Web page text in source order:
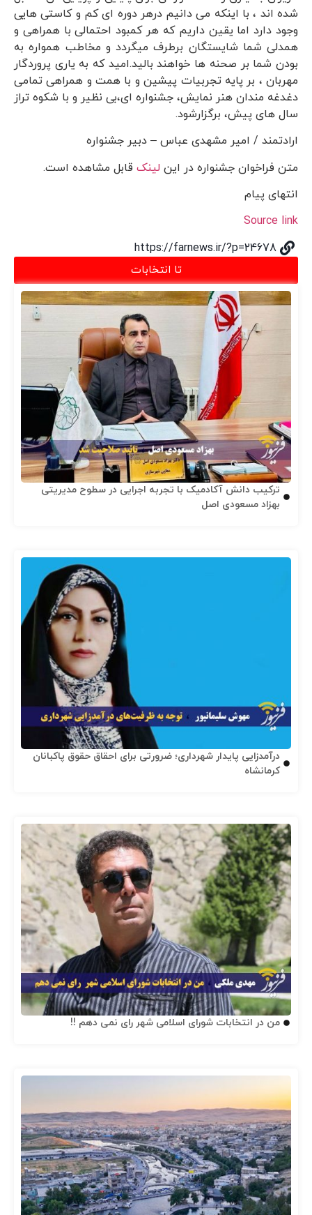
شده اند ، با اینکه می دانیم درهر دوره ای کم و کاستی هایی
وجود دارد اما یقین داریم که هر کمبود احتمالی با همراهی و
همدلی شما شایستگان برطرف میگردد و مخاطب همواره به
بودن شما بر صحنه ها خواهند بالید.امید که به یاری پروردگار
مهربان ، بر پایه تجربیات پیشین و با همت و همراهی تمامی
دغدغه مندان هنر نمایش، جشنواره ای،بی نظیر و با شکوه تراز
سال های پیش، برگزارشود.
ارادتمند / امیر مشهدی عباس – دبیر جشنواره
متن فراخوان جشنواره در این لینک قابل مشاهده است.
انتهای پیام
Source link
https://farnews.ir/?p=24678
تا انتخابات
ترکیب دانش آکادمیک با تجربه اجرایی در سطوح مدیریتی
بهزاد مسعودی اصل
درآمدزایی پایدار شهرداری؛ ضرورتی برای احقاق حقوق پاکبانان
کرمانشاه
من در انتخابات شورای اسلامی شهر رای نمی دهم !!